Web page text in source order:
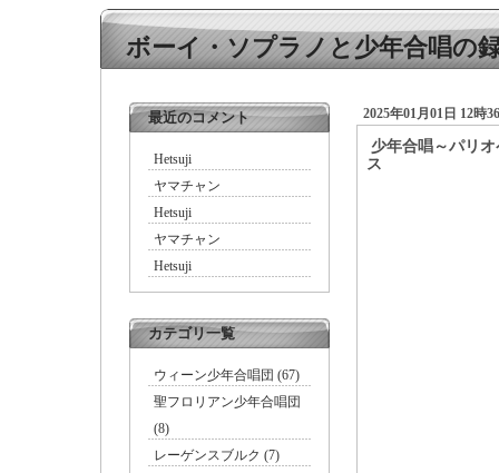
ボーイ・ソプラノと少年合唱の
最近のコメント
Hetsuji
ヤマチャン
Hetsuji
ヤマチャン
Hetsuji
カテゴリ一覧
ウィーン少年合唱団 (67)
聖フロリアン少年合唱団
(8)
レーゲンスブルク (7)
少年合唱～パリ
ス
2025年01月01日 12時